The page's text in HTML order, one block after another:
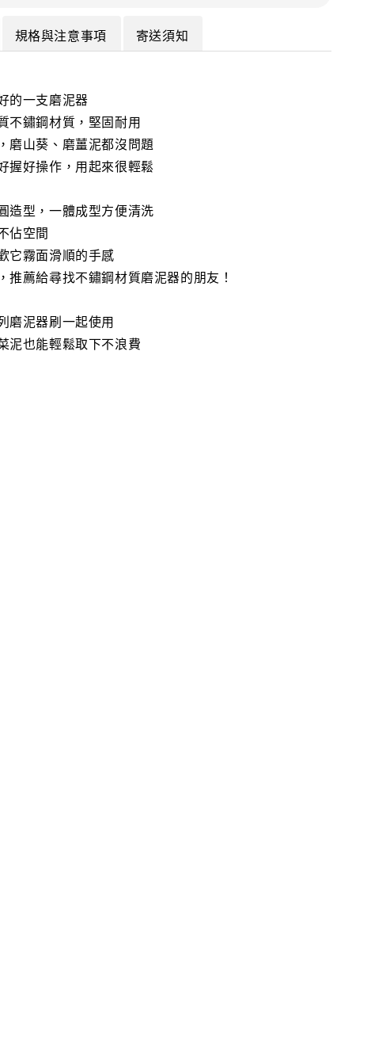
規格與注意事項 寄送須知
的一支磨泥器
不鏽鋼材質，堅固耐用
磨山葵、磨薑泥都沒問題
握好操作，用起來很輕鬆
造型，一體成型方便清洗
佔空間
它霧面滑順的手感
推薦給尋找不鏽鋼材質磨泥器的朋友！
磨泥器刷一起使用
泥也能輕鬆取下不浪費